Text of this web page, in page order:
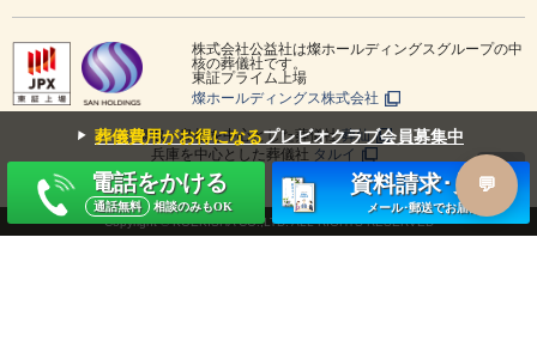
株式会社公益社は燦ホールディングスグループの中
核の葬儀社です。
東証プライム上場
燦ホールディングス株式会社
鳥取・島根を中心とした葬儀社葬仙
兵庫を中心とした葬儀社 タルイ
みんなが選んだ終活
斎場手配センター
Copyright © KOEKISHA CO.,LTD. ALL RIGHTS RESERVED
▼ 葬儀費用がお得になるプレビオクラブ会員募集中
電話をかける
通話無料 相談のみもOK
資料請求･見積
メール･郵送でお届け